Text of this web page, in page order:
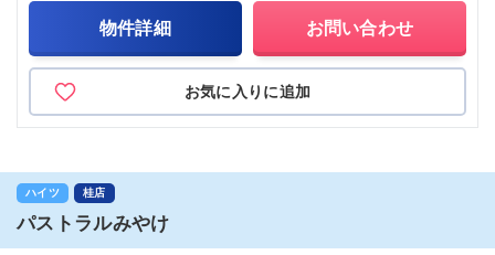
物件詳細 お問い合わせ
お気に入りに追加
ハイツ 桂店
パストラルみやけ